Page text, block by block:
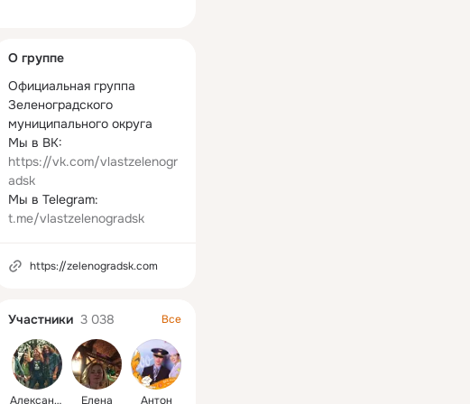
колонка
О группе
Официальная группа
Зеленоградского
муниципального округа
https://vk.com/vlastzelenogr
adsk
t.me/vlastzelenogradsk
https://zelenogradsk.com
Участники 3 038 Все
Александр Елена Антон